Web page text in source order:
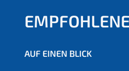
AUF EINEN BLICK